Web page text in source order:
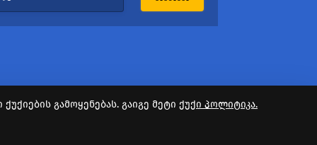
გამოყენებას. გაიგე მეტი ქუქი პოლიტიკა.